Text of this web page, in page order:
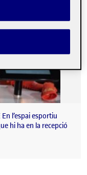
En l’espai esportiu
hi ha en la recepció